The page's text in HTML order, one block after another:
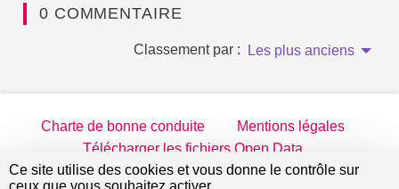
0 COMMENTAIRE
Classement par : Les plus anciens
Charte de bonne conduite
Mentions légales
Télécharger les fichiers Open Data
jeparticipe.villejuif.fr sur Twitter
jeparticipe.villejuif.fr sur Facebook
jeparticipe.villejuif.fr sur
jeparticipe.villejuif.fr sur
Ce site utilise des cookies et vous donne le contrôle sur
ceux que vous souhaitez activer